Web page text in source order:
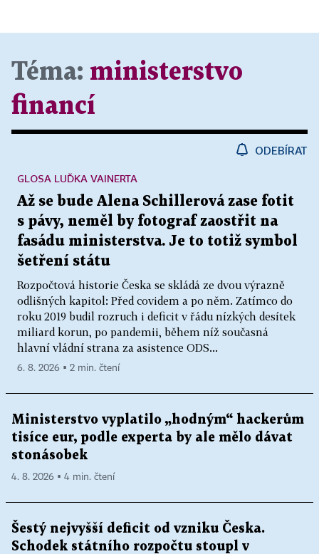
Téma: ministerstvo
financí
ODEBÍRAT
Až se bude Alena Schillerová zase fotit
s pávy, neměl by fotograf zaostřit na
fasádu ministerstva. Je to totiž symbol
šetření státu
Rozpočtová historie Česka se skládá ze dvou výrazně
odlišných kapitol: Před covidem a po něm. Zatímco do
roku 2019 budil rozruch i deficit v řádu nízkých desítek
miliard korun, po pandemii, během níž současná
hlavní vládní strana za asistence ODS...
GLOSA LUĎKA VAINERTA
6. 8. 2026 ▪ 2 min. čtení
Ministerstvo vyplatilo „hodným“ hackerům
tisíce eur, podle experta by ale mělo dávat
stonásobek
4. 8. 2026 ▪ 4 min. čtení
Šestý nejvyšší deficit od vzniku Česka.
Schodek státního rozpočtu stoupl v